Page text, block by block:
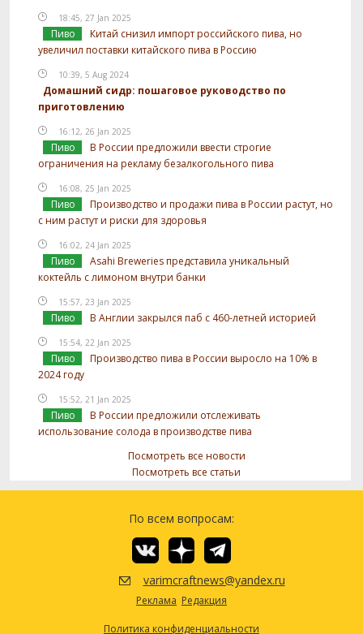
18:45, 27 Jan 2025
Пиво
Китай снизил импорт российского пива, но
увеличил поставки китайского пива в Россию
10:39, 5 Aug 2024
Домашний сидр: пошаговое руководство по
приготовлению
16:12, 26 Jan 2025
Пиво
В России предложили ввести строгие
ограничения на рекламу безалкогольного пива
16:08, 25 Jan 2025
Пиво
Производство и продажи пива в России растут, но
с ним растут и риски для здоровья
16:02, 24 Jan 2025
Пиво
Asahi Breweries представила уникальный
коктейль с лимоном внутри банки
15:57, 23 Jan 2025
Пиво В Англии закрылся паб с 460-летней историей
15:54, 22 Jan 2025
Пиво
Производство пива в России выросло на 10% в
2024 году
15:52, 21 Jan 2025
Пиво
В России предложили отслеживать
использование солода в производстве пива
Посмотреть все новости
Посмотреть все статьи
По всем вопросам:
varimcraftnews@yandex.ru
Реклама Редакция
Политика конфиденциальности